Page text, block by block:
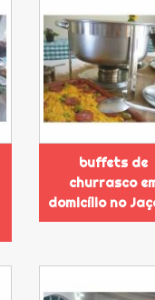
buffets de
churrasco
domicílio no